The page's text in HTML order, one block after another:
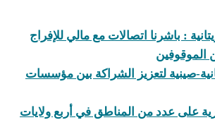
: باشرنا اتصالات مع مالي للإفراج
الموقوفين
صينية لتعزيز الشراكة بين مؤسسات
على عدد من المناطق في أربع ولايات